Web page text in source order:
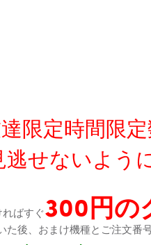
限定時間限
せないよう
ばすぐ300円の
後、おまけ機種とご注文番